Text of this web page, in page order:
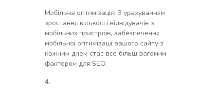
Мобільна оптимізація: З урахуванням
зростання кількості відвідувачів з
мобільних пристроїв, забезпечення
мобільної оптимізації вашого сайту з
кожним днем стає все більш вагомим
фактором для SEO.